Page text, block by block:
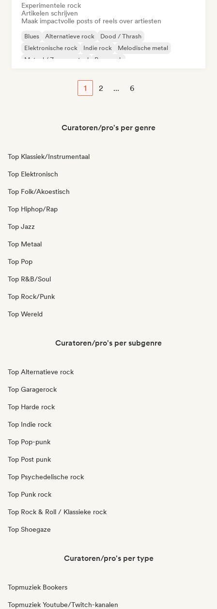
Experimentele rock
Artikelen schrijven
Maak impactvolle posts of reels over artiesten
Blues Alternatieve rock
Dood / Thrash
Elektronische rock
Indie rock
Melodische metal
Metaal / Zwaar metaal
Pop-punk
1 2 ... 6
Curatoren/pro's per genre
Top Klassiek/Instrumentaal
Top Elektronisch
Top Folk/Akoestisch
Top Hiphop/Rap
Top Jazz
Top Metaal
Top Pop
Top R&B/Soul
Top Rock/Punk
Top Wereld
Curatoren/pro's per subgenre
Top Alternatieve rock
Top Garagerock
Top Harde rock
Top Indie rock
Top Pop-punk
Top Post punk
Top Psychedelische rock
Top Punk rock
Top Rock & Roll / Klassieke rock
Top Shoegaze
Curatoren/pro's per type
Topmuziek Bookers
Topmuziek Youtube/Twitch-kanalen